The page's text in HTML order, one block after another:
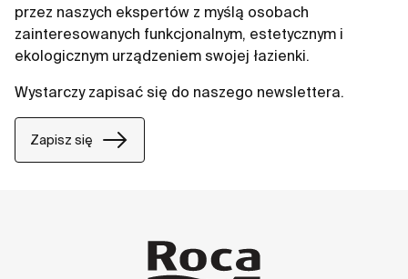
przez naszych ekspertów z myślą osobach
zainteresowanych funkcjonalnym, estetycznym i
ekologicznym urządzeniem swojej łazienki.
Wystarczy zapisać się do naszego newslettera.
Zapisz się